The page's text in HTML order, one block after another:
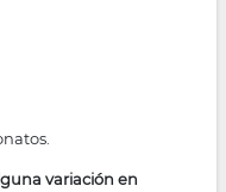
variación en